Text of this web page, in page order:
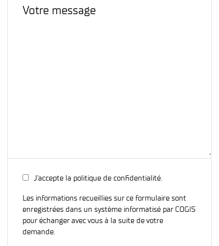
J’accepte la politique de confidentialité.
Les informations recueillies sur ce formulaire sont
enregistrées dans un système informatisé par COGIS
pour échanger avec vous à la suite de votre
demande.